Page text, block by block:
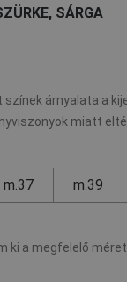
SÁRGA
árnyalata a
miatt
m.37 m.39
ki a megfelelő